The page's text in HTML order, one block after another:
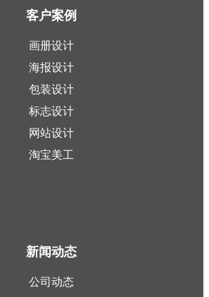
客户案例
画册设计
海报设计
包装设计
标志设计
网站设计
淘宝美工
新闻动态
公司动态